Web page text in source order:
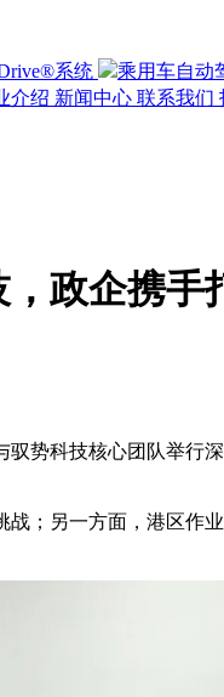
系统 乘用车自动
介绍 新闻中心 联系我们
政企携
势科技核心团队举行
；另一方面，港区作